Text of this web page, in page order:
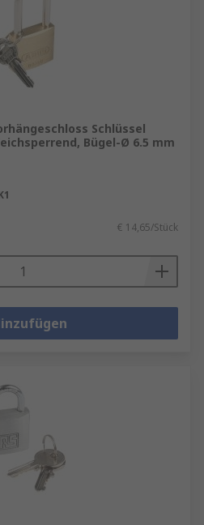
Schlüssel
Bügel-Ø 6.5 mm
€ 14,65/Stück